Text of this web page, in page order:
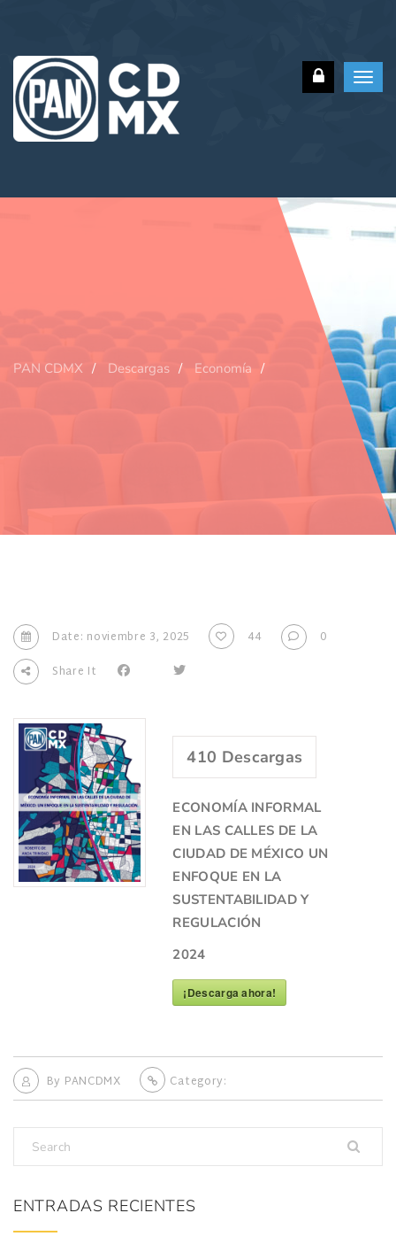
PAN CDMX Descargas Economía
Date: noviembre 3, 2025 44
0
Share It
410 Descargas
ECONOMÍA INFORMAL
EN LAS CALLES DE LA
CIUDAD DE MÉXICO UN
ENFOQUE EN LA
SUSTENTABILIDAD Y
REGULACIÓN
2024
¡Descarga ahora!
By PANCDMX Category:
ENTRADAS RECIENTES